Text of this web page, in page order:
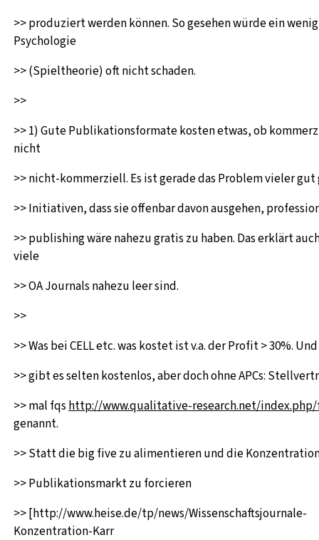
>> produziert werden können. So gesehen würde ein wenig
Psychologie
>> (Spieltheorie) oft nicht schaden.
>>
>> 1) Gute Publikationsformate kosten etwas, ob
nicht
>> nicht-kommerziell. Es ist gerade das Problem vieler
>> Initiativen, dass sie offenbar davon ausgehen,
>> publishing wäre nahezu gratis zu haben. Das erklärt
viele
>> OA Journals nahezu leer sind.
>>
>> Was bei CELL etc. was kostet ist v.a. der Profit > 30%.
>> gibt es selten kostenlos, aber doch ohne APCs:
>> mal fqs http://www.qualitative-research.net/
genannt.
>> Statt die big five zu alimentieren und die
>> Publikationsmarkt zu forcieren
>> [http://www.heise.de/tp/news/Wissenschaftsjournale-
Konzentration-Karr